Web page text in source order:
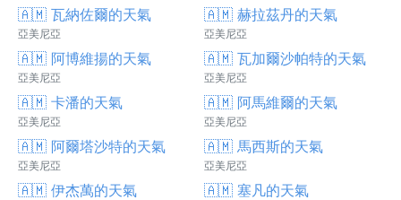
🇦🇲 瓦納佐爾的天氣
亞美尼亞
🇦🇲 赫拉茲丹的天氣
亞美尼亞
🇦🇲 阿博維揚的天氣
亞美尼亞
🇦🇲 瓦加爾沙帕特的天氣
亞美尼亞
🇦🇲 卡潘的天氣
亞美尼亞
🇦🇲 阿馬維爾的天氣
亞美尼亞
🇦🇲 阿爾塔沙特的天氣
亞美尼亞
🇦🇲 馬西斯的天氣
亞美尼亞
🇦🇲 伊杰萬的天氣 🇦🇲 塞凡的天氣